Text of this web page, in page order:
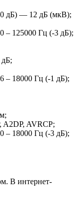
дБ) — 12 дБ (мкВ);
– 125000 Гц (-3 дБ);
– 18000 Гц (-1 дБ);
AVRCP;
– 18000 Гц (-3 дБ);
В интернет-